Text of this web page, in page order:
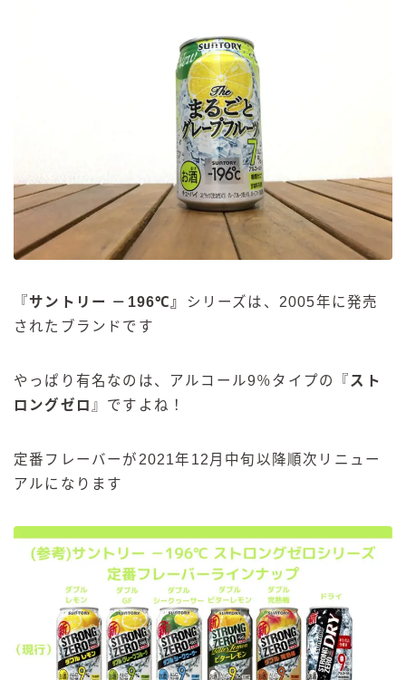
『サントリー －196℃』 シリーズは、2005年に発売
されたブランドです
やっぱり有名なのは、アルコール9％タイプの『スト
ロングゼロ』ですよね！
定番フレーバーが2021年12月中旬以降順次リニュー
アルになります